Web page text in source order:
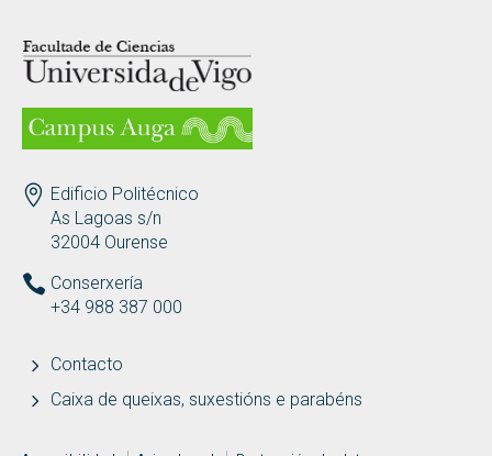
Becas y ayudas
Asociación Ecous
Recursos de interés
ENDEREZO
Edificio Politécnico
As Lagoas s/n
32004 Ourense
Conserxería
+34 988 387 000
Contacto
Caixa de queixas, suxestións e parabéns